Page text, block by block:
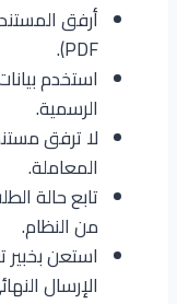
أرفق
PDF).
استخدم
الرسمية.
لا ترفق
المعاملة.
تابع حالة
من النظام.
استعن
الإرسال